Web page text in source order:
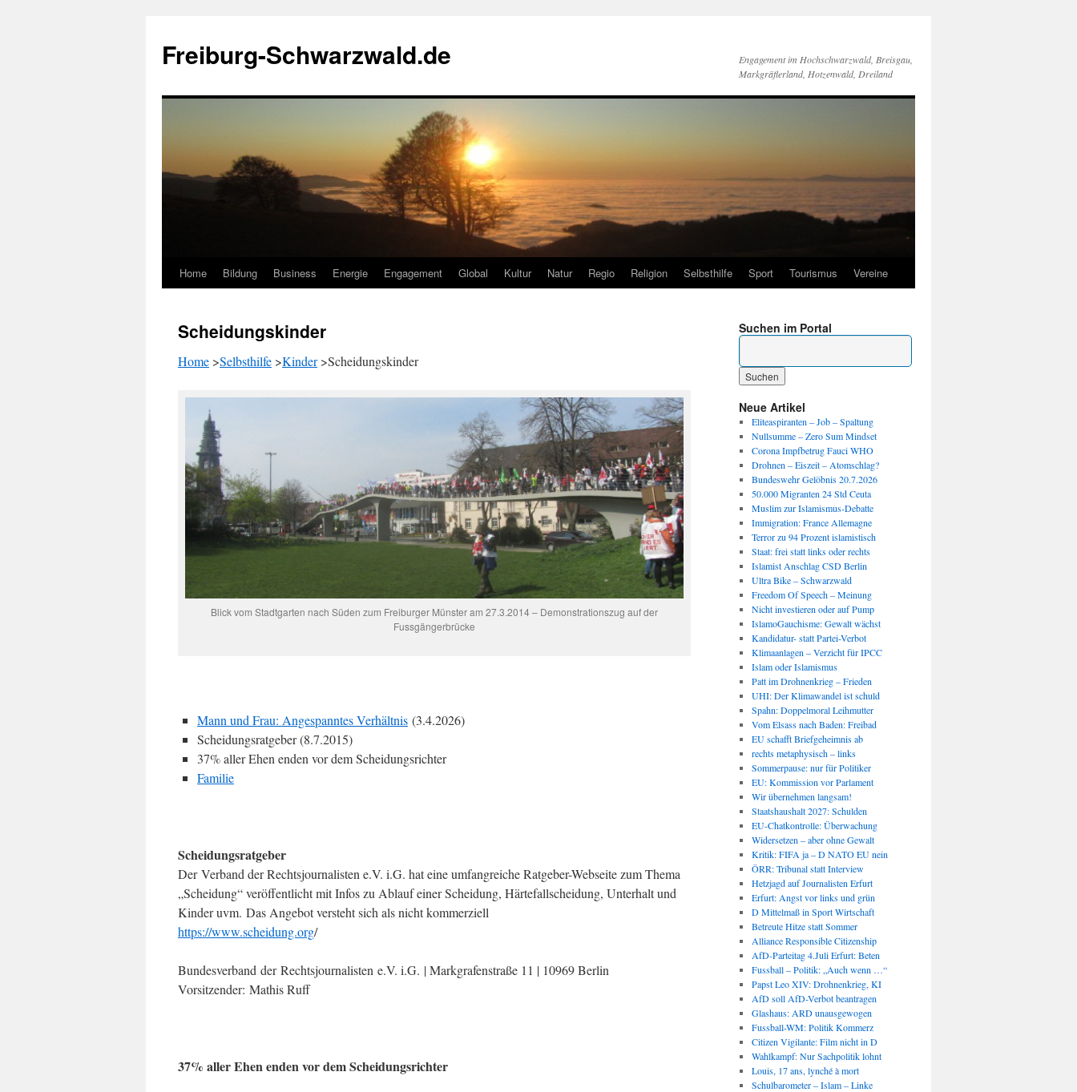
springen
Freiburg-Schwarzwald.de
Engagement im Hochschwarzwald, Breisgau,
Markgräflerland, Hotzenwald, Dreiland
Home Bildung Business Energie Engagement Global Kultur Natur Regio Religion Selbsthilfe Sport Tourismus Vereine
Scheidungskinder
Home >Selbsthilfe >Kinder>Scheidungskinder
Blick vom Stadtgarten nach Süden zum Freiburger Münster am 27.3.2014 – Demonstrationszug auf der
Fussgängerbrücke
Mann und Frau: Angespanntes Verhältnis (3.4.2026)
Scheidungsratgeber (8.7.2015)
37% aller Ehen enden vor dem Scheidungsrichter
Familie
Scheidungsratgeber
Der Verband der Rechtsjournalisten e.V. i.G. hat eine umfangreiche Ratgeber-Webseite zum Thema
„Scheidung“ veröffentlicht mit Infos zu Ablauf einer Scheidung, Härtefallscheidung, Unterhalt und
Kinder uvm. Das Angebot versteht sich als nicht kommerziell
https://www.scheidung.org/
Bundesverband der Rechtsjournalisten e.V. i.G. | Markgrafenstraße 11 | 10969 Berlin
Vorsitzender: Mathis Ruff
37% aller Ehen enden vor dem Scheidungsrichter
Suchen im Portal
Neue Artikel
Eliteaspiranten – Job – Spaltung
Nullsumme – Zero Sum Mindset
Corona Impfbetrug Fauci WHO
Drohnen – Eiszeit – Atomschlag?
Bundeswehr Gelöbnis 20.7.2026
50.000 Migranten 24 Std Ceuta
Muslim zur Islamismus-Debatte
Immigration: France Allemagne
Terror zu 94 Prozent islamistisch
Staat: frei statt links oder rechts
Islamist Anschlag CSD Berlin
Ultra Bike – Schwarzwald
Freedom Of Speech – Meinung
Nicht investieren oder auf Pump
IslamoGauchisme: Gewalt wächst
Kandidatur- statt Partei-Verbot
Klimaanlagen – Verzicht für IPCC
Islam oder Islamismus
Patt im Drohnenkrieg – Frieden
UHI: Der Klimawandel ist schuld
Spahn: Doppelmoral Leihmutter
Vom Elsass nach Baden: Freibad
EU schafft Briefgeheimnis ab
rechts metaphysisch – links
Sommerpause: nur für Politiker
EU: Kommission vor Parlament
Wir übernehmen langsam!
Staatshaushalt 2027: Schulden
EU-Chatkontrolle: Überwachung
Widersetzen – aber ohne Gewalt
Kritik: FIFA ja – D NATO EU nein
ÖRR: Tribunal statt Interview
Hetzjagd auf Journalisten Erfurt
Erfurt: Angst vor links und grün
D Mittelmaß in Sport Wirtschaft
Betreute Hitze statt Sommer
Alliance Responsible Citizenship
AfD-Parteitag 4.Juli Erfurt: Beten
Fussball – Politik: „Auch wenn …“
Papst Leo XIV: Drohnenkrieg, KI
AfD soll AfD-Verbot beantragen
Glashaus: ARD unausgewogen
Fussball-WM: Politik Kommerz
Citizen Vigilante: Film nicht in D
Wahlkampf: Nur Sachpolitik lohnt
Louis, 17 ans, lynché à mort
Schulbarometer – Islam – Linke